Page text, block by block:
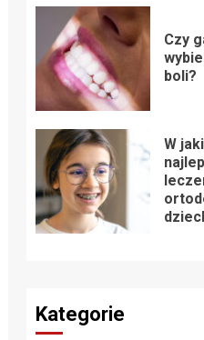
Czy
boli?
W
Kategorie